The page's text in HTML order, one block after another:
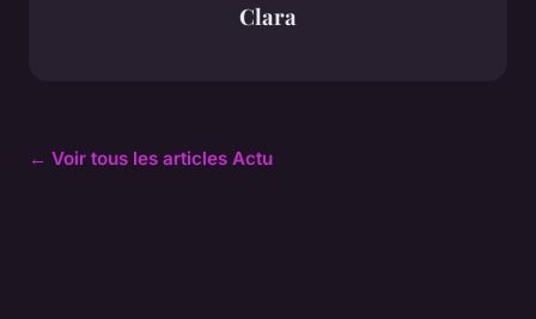
Clara
← Voir tous les articles Actu